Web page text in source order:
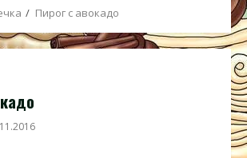
Пирог с авокадо